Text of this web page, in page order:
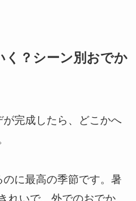
く？シーン別おでか
完成したら、どこかへ
に最高の季節です。暑